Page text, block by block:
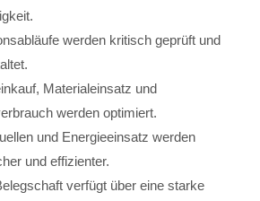
werden kritisch geprüft und
Materialeinsatz und
werden optimiert.
und Energieeinsatz werden
und effizienter.
verfügt über eine starke